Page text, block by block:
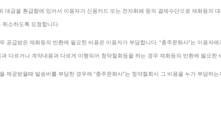
대금을 환급함에 있어서 이용자가 신용카드 또는 전자화폐 등의 결제수단으로 재화등의
소하도록 요청합니다.
공급받은 재화등의 반환에 필요한 비용은 이용자가 부담합니다. “충주문화사”는 이용자
과 다르거나 계약내용과 다르게 이행되어 청약철회등을 하는 경우 재화등의 반환에 필요한
제공받을때 발송비를 부담한 경우에 “충주문화사”는 청약철회시 그 비용을 누가 부담하